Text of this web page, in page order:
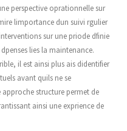
perspective oprationnelle sur
limportance dun suivi rgulier
sur une priode dfinie
lies la maintenance.
il est ainsi plus ais didentifier
avant quils ne se
structure permet de
ainsi une exprience de